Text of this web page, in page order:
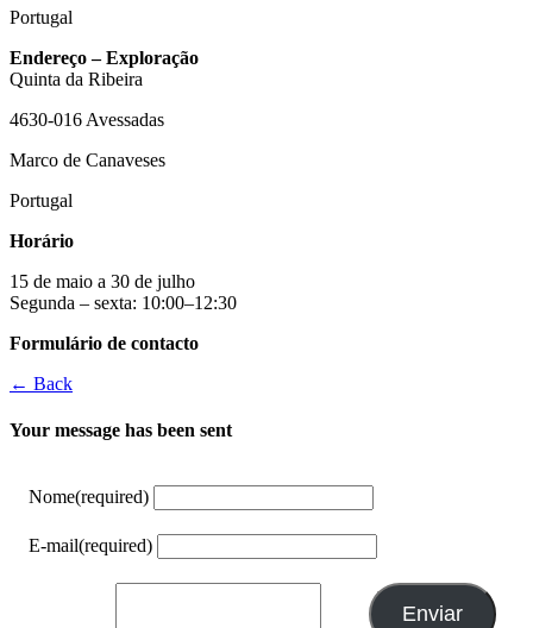
Portugal
Endereço – Exploração
Quinta da Ribeira
4630-016 Avessadas
Marco de Canaveses
Portugal
Horário
15 de maio a 30 de julho
Segunda – sexta: 10:00–12:30
Formulário de contacto
← Back
Your message has been sent
Nome(required)
E-mail(required)
Enviar